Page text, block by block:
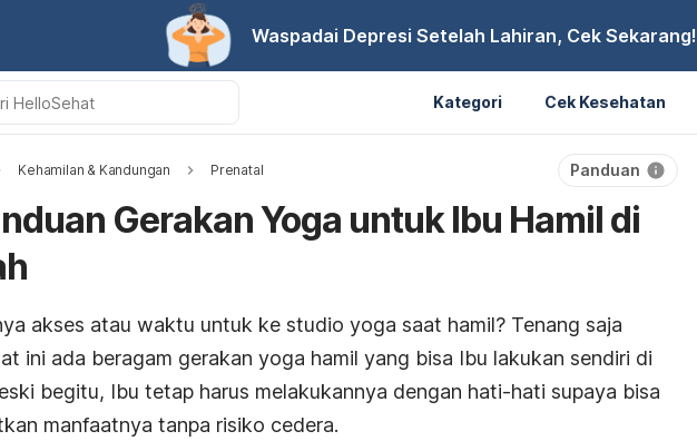
Waspadai Depresi Setelah Lahiran, Cek Sekarang!
Kategori Cek Kesehatan
Kehamilan & Kandungan Prenatal Panduan
Gerakan Yoga untuk Ibu Hamil di
akses atau waktu untuk ke studio yoga saat hamil? Tenang saja
ini ada beragam gerakan yoga hamil yang bisa Ibu lakukan sendiri di
begitu, Ibu tetap harus melakukannya dengan hati-hati supaya bisa
manfaatnya tanpa risiko cedera.